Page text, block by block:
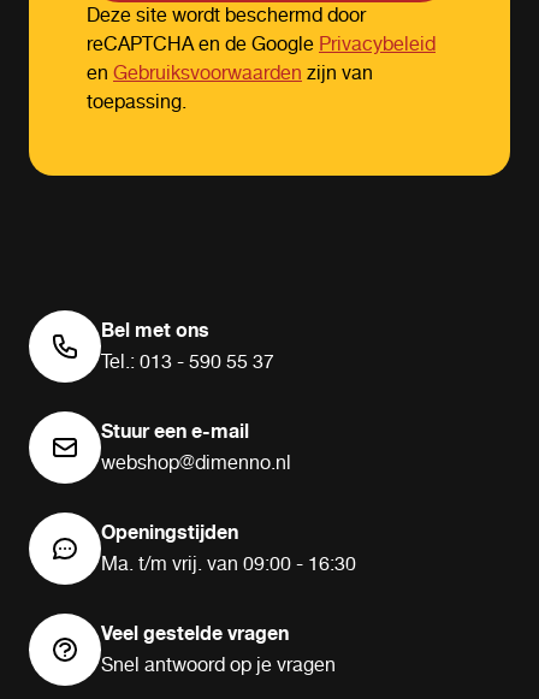
Deze site wordt beschermd door
reCAPTCHA en de GooglePrivacybeleid
en Gebruiksvoorwaardenzijn van
toepassing.
Bel met ons
Tel.: 013 - 590 55 37
Stuur een e-mail
webshop@dimenno.nl
Openingstijden
Ma. t/m vrij. van 09:00 - 16:30
Veel gestelde vragen
Snel antwoord op je vragen